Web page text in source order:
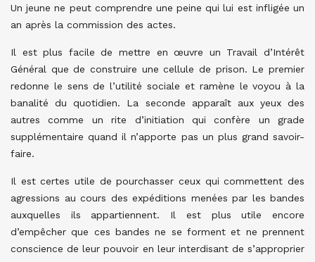
Un jeune ne peut comprendre une peine qui lui est infligée un
an après la commission des actes.
Il est plus facile de mettre en œuvre un Travail d’Intérêt
Général que de construire une cellule de prison. Le premier
redonne le sens de l’utilité sociale et ramène le voyou à la
banalité du quotidien. La seconde apparaît aux yeux des
autres comme un rite d’initiation qui confère un grade
supplémentaire quand il n’apporte pas un plus grand savoir-
faire.
Il est certes utile de pourchasser ceux qui commettent des
agressions au cours des expéditions menées par les bandes
auxquelles ils appartiennent. Il est plus utile encore
d’empêcher que ces bandes ne se forment et ne prennent
conscience de leur pouvoir en leur interdisant de s’approprier